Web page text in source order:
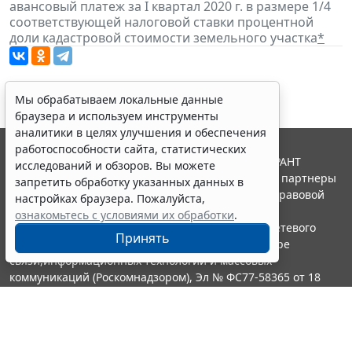
авансовый платеж за I квартал 2020 г. в размере 1/4
соответствующей налоговой ставки процентной
доли кадастровой стоимости земельного участка*
Мы обрабатываем локальные данные
браузера и используем инструменты
аналитики в целях улучшения и обеспечения
работоспособности сайта, статистических
исследований и обзоров. Вы можете
запретить обработку указанных данных в
настройках браузера. Пожалуйста,
ознакомьтесь с условиями их обработки.
Принять
© ООО "НПП "ГАРАНТ-СЕРВИС", 2026. Система ГАРАНТ
выпускается с 1990 года. Компания "Гарант" и ее партнеры
являются участниками Российской ассоциации правовой
информации ГАРАНТ.
Портал ГАРАНТ.РУ зарегистрирован в качестве сетевого
издания Федеральной службой по надзору в сфере
связи,информационных технологий и массовых
коммуникаций (Роскомнадзором), Эл № ФС77-58365 от 18